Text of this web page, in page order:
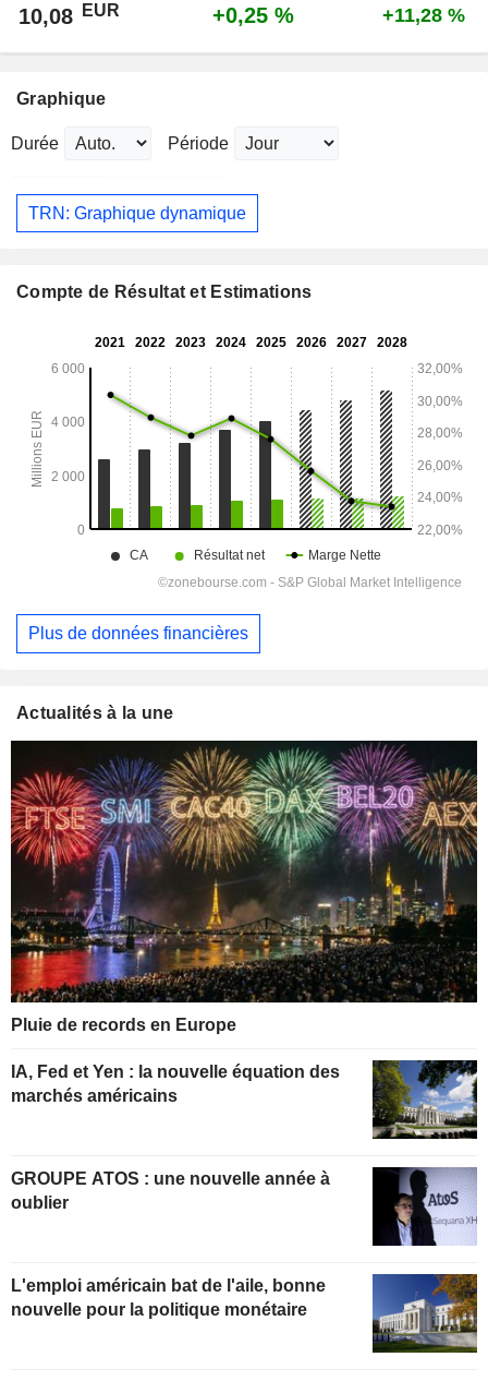
10,08 EUR +0,25 % +11,28 %
Graphique
Durée Période
TRN: Graphique dynamique
Compte de Résultat et Estimations
Plus de données financières
Actualités à la une
Pluie de records en Europe
IA, Fed et Yen : la nouvelle équation des
marchés américains
GROUPE ATOS : une nouvelle année à
oublier
L'emploi américain bat de l'aile, bonne
nouvelle pour la politique monétaire